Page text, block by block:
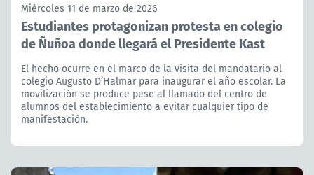
Miércoles 11 de marzo de 2026
Estudiantes protagonizan protesta en colegio
de Ñuñoa donde llegará el Presidente Kast
El hecho ocurre en el marco de la visita del mandatario al
colegio Augusto D’Halmar para inaugurar el año escolar. La
movilización se produce pese al llamado del centro de
alumnos del establecimiento a evitar cualquier tipo de
manifestación.